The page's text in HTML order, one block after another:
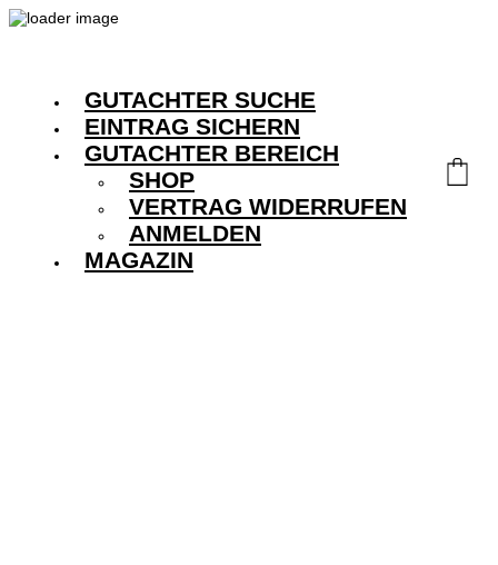
GUTACHTER SUCHE
EINTRAG SICHERN
GUTACHTER BEREICH
SHOP
VERTRAG WIDERRUFEN
ANMELDEN
MAGAZIN